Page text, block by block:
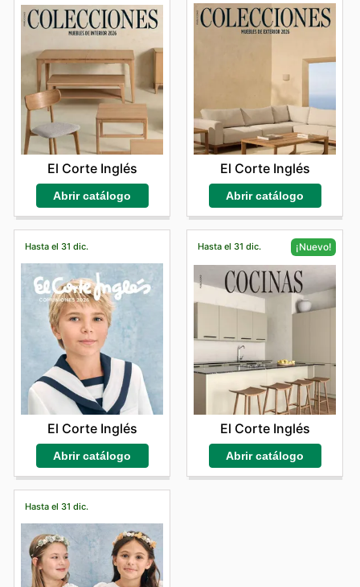
El Corte Inglés
Abrir catálogo
El Corte Inglés
Abrir catálogo
Hasta el 31 dic.
El Corte Inglés
Abrir catálogo
Hasta el 31 dic. ¡Nuevo!
El Corte Inglés
Abrir catálogo
Hasta el 31 dic.